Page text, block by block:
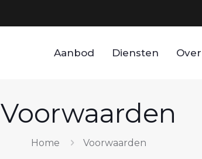
Aanbod Diensten
Voorwaarden
Home Voorwaarden